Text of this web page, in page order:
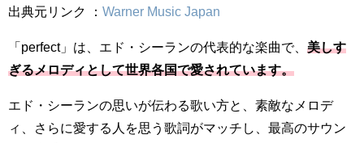
出典元リンク ： Warner Music Japan
「perfect」は、エド・シーランの代表的な楽曲で、 美しす
ぎるメロディとして世界各国で愛されています。
エド・シーランの思いが伝わる歌い方と、素敵なメロデ
ィ、さらに愛する人を思う歌詞がマッチし、最高のサウン